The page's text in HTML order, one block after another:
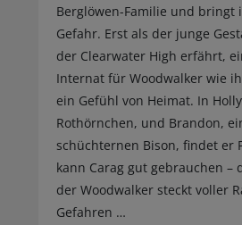
Berglöwen-Familie und bringt
Gefahr. Erst als der junge
der Clearwater High erfährt,
Internat für Woodwalker wie
ein Gefühl von Heimat. In
Rothörnchen, und Brandon,
schüchternen Bison, findet er
kann Carag gut gebrauchen –
der Woodwalker steckt voller
Gefahren …